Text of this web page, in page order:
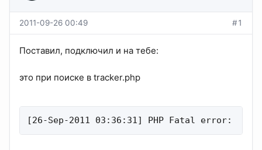
2011-09-26 00:49 #1
Поставил, подключил и на тебе:
это при поиске в tracker.php
[26-Sep-2011 03:36:31] PHP Fatal error: